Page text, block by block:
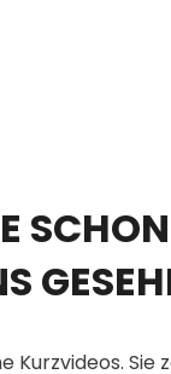
Kurzvideos. Sie